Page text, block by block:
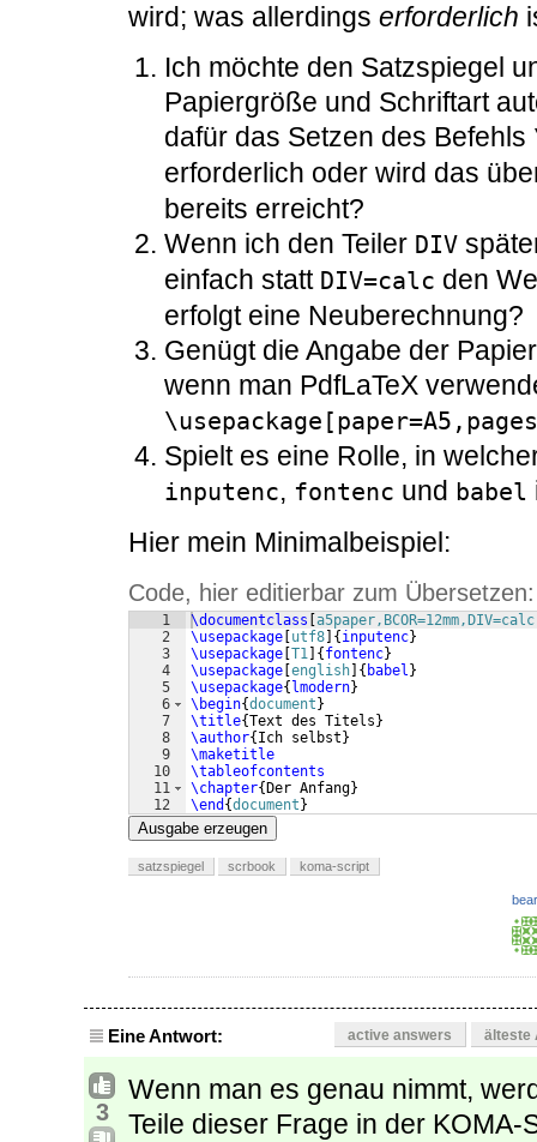
wird; was allerdings erforderlich
Ich möchte den Satzspiegel
Papiergröße und Schriftart
dafür das Setzen des Befehls
erforderlich oder wird das
bereits erreicht?
Wenn ich den Teiler DIV
einfach statt DIV=calc den
erfolgt eine Neuberechnung?
Genügt die Angabe der
wenn man PdfLaTeX
Spielt es eine Rolle, in
inputenc, fontenc und babel
Hier mein Minimalbeispiel:
Code, hier editierbar zum Übersetzen:
1
2
3
4
5
6
7
8
9
10
11
12
\documentclass a5paper,BCOR=12mm,DIV=calc
\usepackage utf8 { inputenc}
\usepackage T1 { fontenc}
\usepackage english { babel }
\usepackage{ lmodern}
\begin{document }
\title{Text des Titels }
\author{ Ich selbst }
\maketitle
\tableofcontents
\chapter{ Der Anfang}
\end {document }
Ausgabe erzeugen
satzspiegel scrbook koma-script
Eine Antwort: active answers älteste
3
Wenn man es genau nimmt,
Teile dieser Frage in der